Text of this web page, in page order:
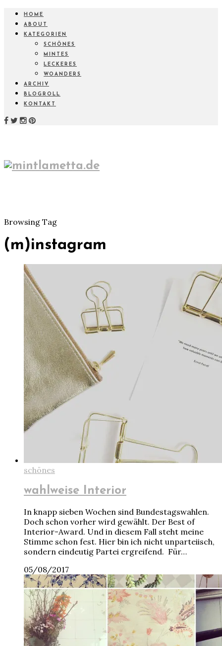
HOME
ABOUT
KATEGORIEN
SCHÖNES
MINTES
LECKERES
WOANDERS
ARCHIV
BLOGROLL
KONTAKT
Browsing Tag
(m)instagram
schönes
wahlweise Interior
In knapp sieben Wochen sind Bundestagswahlen.
Doch schon vorher wird gewählt. Der Best of
Interior-Award. Und in diesem Fall steht meine
Stimme schon fest. Hier bin ich nicht unparteiisch,
sondern eindeutig Partei ergreifend. Für…
05/08/2017